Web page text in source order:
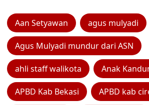
Aan Setyawan agus mulyadi
Agus Mulyadi mundur dari ASN
ahli staff walikota Anak
APBD Kab Bekasi APBD kab